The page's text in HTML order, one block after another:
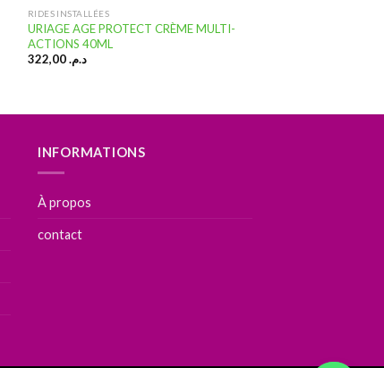
RIDES INSTALLÉES
URIAGE AGE PROTECT CRÈME MULTI-
ACTIONS 40ML
د.م.322,00
INFORMATIONS
À propos
contact